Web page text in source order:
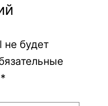
не будет
*